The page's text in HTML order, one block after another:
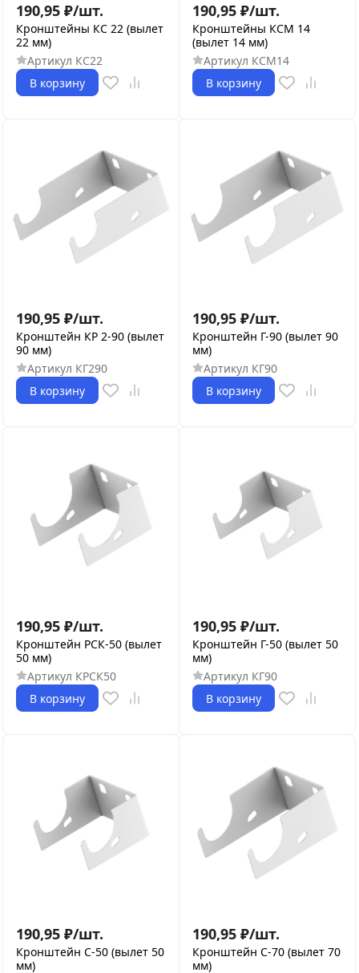
190,95 ₽/шт.
Кронштейны КС 22 (вылет
22 мм)
Артикул КС22
В корзину
190,95 ₽/шт.
Кронштейны КСМ 14
(вылет 14 мм)
Артикул КСМ14
В корзину
190,95 ₽/шт.
Кронштейн КР 2-90 (вылет
90 мм)
Артикул КГ290
В корзину
190,95 ₽/шт.
Кронштейн Г-90 (вылет 90
мм)
Артикул КГ90
В корзину
190,95 ₽/шт.
Кронштейн РСК-50 (вылет
50 мм)
Артикул КРСК50
В корзину
190,95 ₽/шт.
Кронштейн Г-50 (вылет 50
мм)
Артикул КГ90
В корзину
190,95 ₽/шт.
Кронштейн С-50 (вылет 50
мм)
190,95 ₽/шт.
Кронштейн С-70 (вылет 70
мм)